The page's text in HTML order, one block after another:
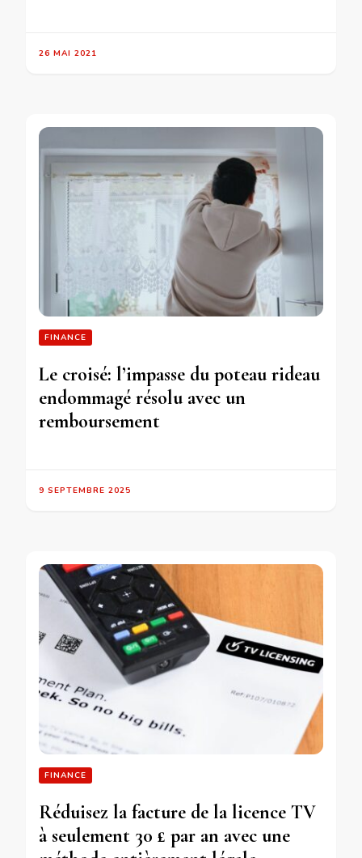
26 MAI 2021
FINANCE
Le croisé: l’impasse du poteau rideau
endommagé résolu avec un
remboursement
9 SEPTEMBRE 2025
FINANCE
Réduisez la facture de la licence TV
à seulement 30 £ par an avec une